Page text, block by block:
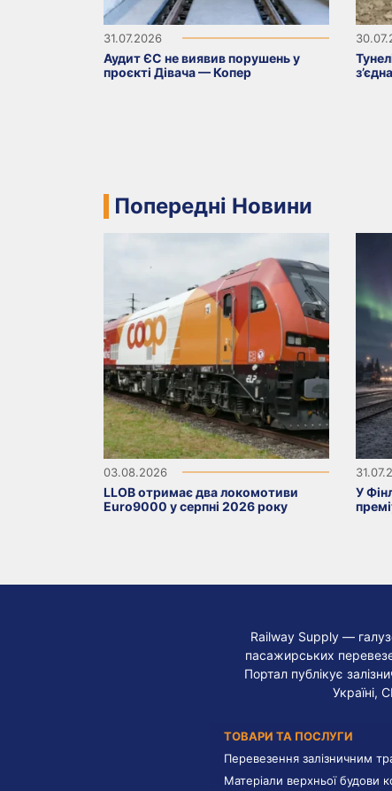
31.07.2026
Аудит ЄС не виявив порушень у
проєкті Дівача — Копер
Попередні Новини
03.08.2026
LLOB отримає два локомотиви
Euro9000 у серпні 2026 року
У
Railway Supply —
пасажирських
Портал публікує
Україні,
ТОВАРИ ТА ПОСЛУГИ
Перевезення залізничним
Матеріали верхньої будови